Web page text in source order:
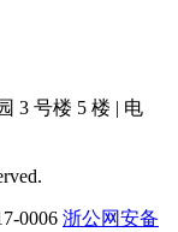
3 号楼 5 楼 | 电
0006 浙公网安备